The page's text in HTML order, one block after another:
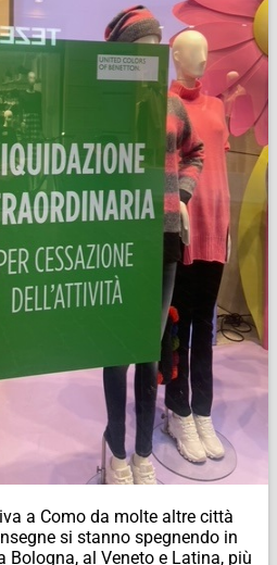
a Como da molte altre città
si stanno spegnendo in
Bologna, al Veneto e Latina, più